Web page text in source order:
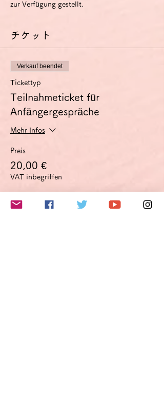
zur Verfügung gestellt.
チケット
Verkauf beendet
Tickettyp
Teilnahmeticket für
Anfängergespräche
Mehr Infos
Preis
20,00 €
VAT inbegriffen